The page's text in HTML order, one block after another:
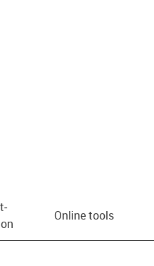
Online tools